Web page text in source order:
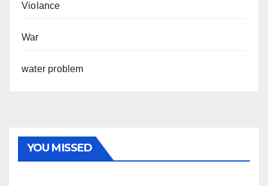
Violance
War
water problem
YOU MISSED